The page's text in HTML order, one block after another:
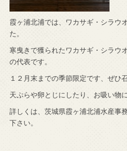
霞ヶ浦北浦では、ワカサギ・シラウ
た。
寒曳きで獲られたワカサギ・シラウ
の代表です。
１２月末までの季節限定です、ぜひ
天ぷらや卵とじにしたり、お吸い物
詳しくは、茨城県霞ヶ浦北浦水産事
下さい。